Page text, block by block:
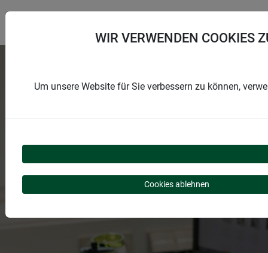
WIR SIND PERSÖNLICH
WIR VERWENDEN COOKIES
Um unsere Website für Sie verbessern zu können,
Cookies ablehnen